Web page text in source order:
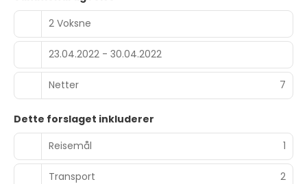
2 Voksne
23.04.2022 - 30.04.2022
Netter 7
Dette forslaget inkluderer
Reisemål
1
Transport 2